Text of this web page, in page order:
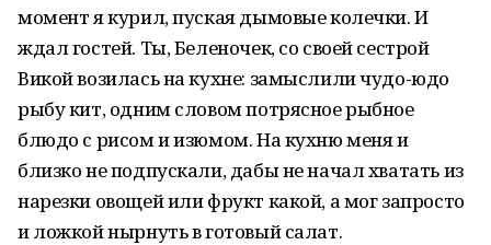
момент я курил, пуская дымовые колечки. И
ждал гостей. Ты, Беленочек, со своей сестрой
Викой возилась на кухне: замыслили чудо-юдо
рыбу кит, одним словом потрясное рыбное
блюдо с рисом и изюмом. На кухню меня и
близко не подпускали, дабы не начал хватать из
нарезки овощей или фрукт какой, а мог запросто
и ложкой нырнуть в готовый салат.